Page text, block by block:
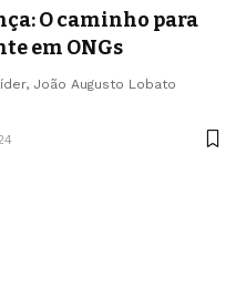
O caminho para
em ONGs
João Augusto Lobato